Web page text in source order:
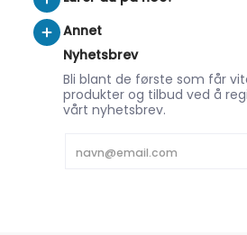
Annet
Nyhetsbrev
Bli blant de første som får
produkter og tilbud ved å
vårt nyhetsbrev.